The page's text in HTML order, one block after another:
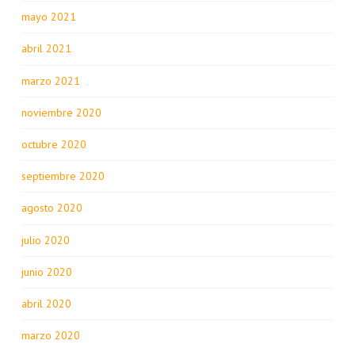
mayo 2021
abril 2021
marzo 2021
noviembre 2020
octubre 2020
septiembre 2020
agosto 2020
julio 2020
junio 2020
abril 2020
marzo 2020